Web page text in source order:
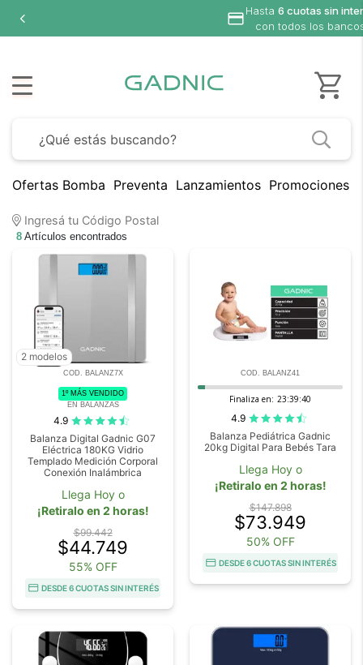
Hasta 6 cuotas sin
con todos los
Ofertas Bomba Preventa Lanzamientos Promociones
Ingresá tu Código Postal
8 Artículos encontrados
2 modelos
COD. BALANZ7X
1º MÁS VENDIDO
EN BALANZAS
4.9
Balanza Digital Gadnic G07
Eléctrica 180KG Vidrio
Templado Medición Corporal
Conexión Inalámbrica
Llega Hoy o
¡Retiralo en 2 horas!
$99.442
$44.749
55% OFF
DESDE 6 CUOTAS SIN INTERÉS
COD. BALANZ41
Finaliza en: 23:39:40
4.9
Balanza Pediátrica Gadnic
20kg Digital Para Bebés Tara
Llega Hoy o
¡Retiralo en 2 horas!
$147.898
$73.949
50% OFF
DESDE 6 CUOTAS SIN INTERÉS